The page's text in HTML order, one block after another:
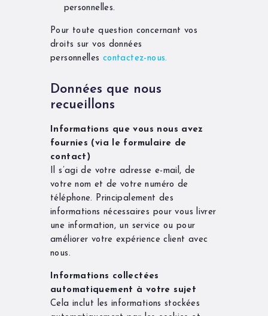
personnelles.
Pour toute question concernant vos
droits sur vos données
personnelles contactez-nous.
Données que nous
recueillons
Informations que vous nous avez
fournies (via le formulaire de
contact)
Il s’agi de votre adresse e-mail, de
votre nom et de votre numéro de
téléphone. Principalement des
informations nécessaires pour vous livrer
une information, un service ou pour
améliorer votre expérience client avec
nous.
Informations collectées
automatiquement à votre sujet
Cela inclut les informations stockées